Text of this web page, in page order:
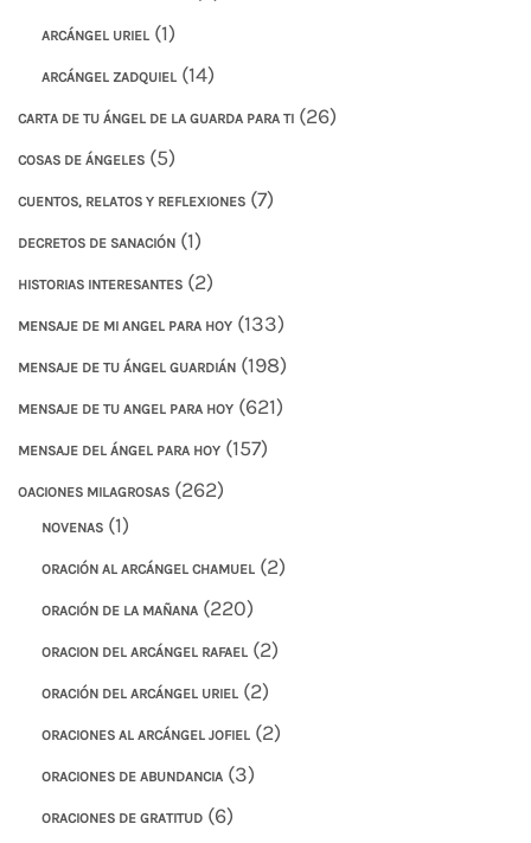
ARCÁNGEL URIEL (1)
ARCÁNGEL ZADQUIEL (14)
CARTA DE TU ÁNGEL DE LA GUARDA PARA TI (26)
COSAS DE ÁNGELES (5)
CUENTOS, RELATOS Y REFLEXIONES (7)
DECRETOS DE SANACIÓN (1)
HISTORIAS INTERESANTES (2)
MENSAJE DE MI ANGEL PARA HOY (133)
MENSAJE DE TU ÁNGEL GUARDIÁN (198)
MENSAJE DE TU ANGEL PARA HOY (621)
MENSAJE DEL ÁNGEL PARA HOY (157)
OACIONES MILAGROSAS (262)
NOVENAS (1)
ORACIÓN AL ARCÁNGEL CHAMUEL (2)
ORACIÓN DE LA MAÑANA (220)
ORACION DEL ARCÁNGEL RAFAEL (2)
ORACIÓN DEL ARCÁNGEL URIEL (2)
ORACIONES AL ARCÁNGEL JOFIEL (2)
ORACIONES DE ABUNDANCIA (3)
ORACIONES DE GRATITUD (6)